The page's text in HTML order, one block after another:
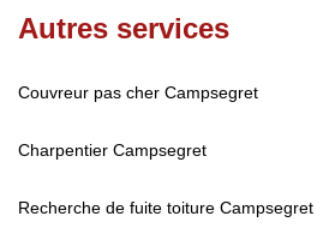
Autres services
Couvreur pas cher Campsegret
Charpentier Campsegret
Recherche de fuite toiture Campsegret